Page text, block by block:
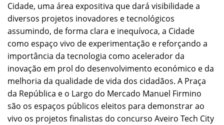
Cidade, uma área expositiva que dará visibilidade a
diversos projetos inovadores e tecnológicos
assumindo, de forma clara e inequívoca, a Cidade
como espaço vivo de experimentação e reforçando a
importância da tecnologia como acelerador da
inovação em prol do desenvolvimento económico e da
melhoria da qualidade de vida dos cidadãos. A Praça
da República e o Largo do Mercado Manuel Firmino
são os espaços públicos eleitos para demonstrar ao
vivo os projetos finalistas do concurso Aveiro Tech City